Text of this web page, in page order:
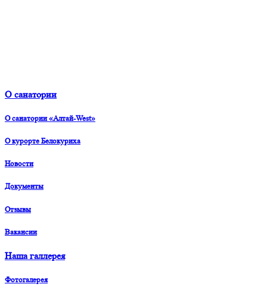
О санатории
О санатории «Алтай-West»
О курорте Белокуриха
Новости
Документы
Отзывы
Вакансии
Наша галлерея
Фотогалерея